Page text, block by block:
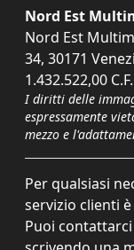
Nord Est
Nord Est
34, 30171
1.432.522,00
I diritti delle
espressamente
mezzo e
Per qualsiasi
servizio clienti
Puoi